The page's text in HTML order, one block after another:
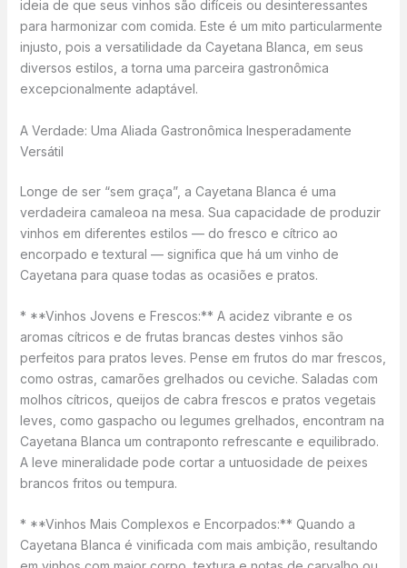
ideia de que seus vinhos são difíceis ou desinteressantes
para harmonizar com comida. Este é um mito particularmente
injusto, pois a versatilidade da Cayetana Blanca, em seus
diversos estilos, a torna uma parceira gastronômica
excepcionalmente adaptável.
A Verdade: Uma Aliada Gastronômica Inesperadamente
Versátil
Longe de ser “sem graça”, a Cayetana Blanca é uma
verdadeira camaleoa na mesa. Sua capacidade de produzir
vinhos em diferentes estilos — do fresco e cítrico ao
encorpado e textural — significa que há um vinho de
Cayetana para quase todas as ocasiões e pratos.
* **Vinhos Jovens e Frescos:** A acidez vibrante e os
aromas cítricos e de frutas brancas destes vinhos são
perfeitos para pratos leves. Pense em frutos do mar frescos,
como ostras, camarões grelhados ou ceviche. Saladas com
molhos cítricos, queijos de cabra frescos e pratos vegetais
leves, como gaspacho ou legumes grelhados, encontram na
Cayetana Blanca um contraponto refrescante e equilibrado.
A leve mineralidade pode cortar a untuosidade de peixes
brancos fritos ou tempura.
* **Vinhos Mais Complexos e Encorpados:** Quando a
Cayetana Blanca é vinificada com mais ambição, resultando